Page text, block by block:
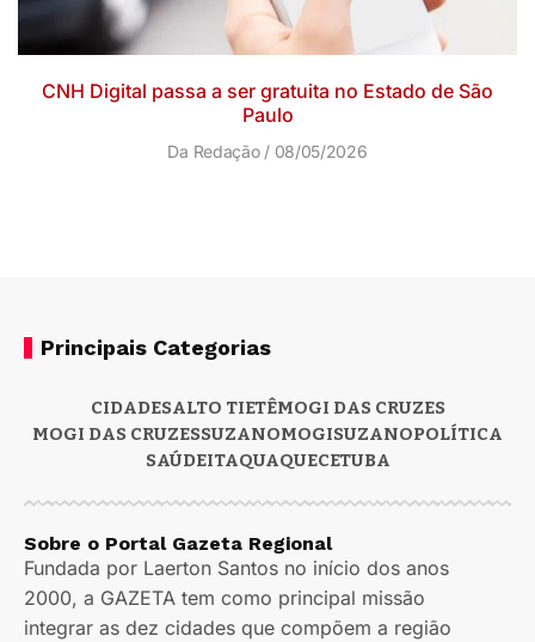
CNH Digital passa a ser gratuita no Estado de São
Paulo
Da Redação 08/05/2026
Principais Categorias
CIDADESALTO TIETÊMOGI DAS CRUZES
MOGI DAS CRUZESSUZANOMOGISUZANOPOLÍTICA
SAÚDEITAQUAQUECETUBA
Sobre o Portal Gazeta Regional
Fundada por Laerton Santos no início dos anos
2000, a GAZETA tem como principal missão
integrar as dez cidades que compõem a região